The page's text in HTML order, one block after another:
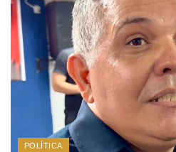
POLÍTICA